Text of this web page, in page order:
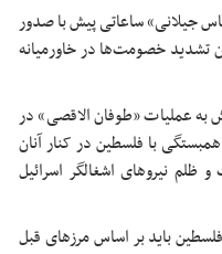
جیلانی» ساعاتی پیش با صدور
تشدید خصومت‌ها در خاورمیانه
به عملیات «طوفان الاقصی» در
با فلسطین در کنار آنان
ظلم نیروهای اشغالگر اسرائیل
باید بر اساس مرزهای قبل